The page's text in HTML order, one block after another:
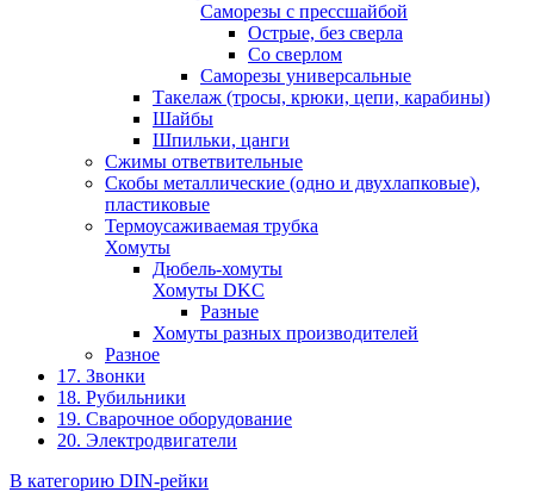
Саморезы с прессшайбой
Острые, без сверла
Со сверлом
Саморезы универсальные
Такелаж (тросы, крюки, цепи, карабины)
Шайбы
Шпильки, цанги
Сжимы ответвительные
Скобы металлические (одно и двухлапковые),
пластиковые
Термоусаживаемая трубка
Хомуты
Дюбель-хомуты
Хомуты DKC
Разные
Хомуты разных производителей
Разное
17. Звонки
18. Рубильники
19. Сварочное оборудование
20. Электродвигатели
В категорию DIN-рейки